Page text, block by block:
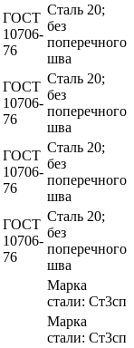
ГОСТ
10706-
76
Сталь 20;
без
поперечного
шва
ГОСТ
10706-
76
Сталь 20;
без
поперечного
шва
ГОСТ
10706-
76
Сталь 20;
без
поперечного
шва
ГОСТ
10706-
76
Сталь 20;
без
поперечного
шва
Марка
стали: Ст3сп
Марка
стали: Ст3сп